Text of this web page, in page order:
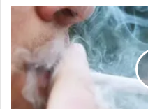
Catarina
Reino
proíbe
nascidos
após
2009